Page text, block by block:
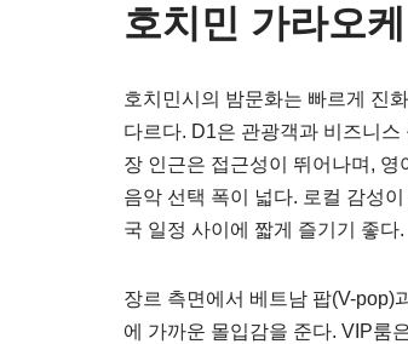
호치민 가라오
호치민시의 밤문화는 빠르게 진
다르다. D1은 관광객과 비즈니
장 인근은 접근성이 뛰어나며,
음악 선택 폭이 넓다. 로컬 감성
국 일정 사이에 짧게 즐기기 좋다.
장르 측면에서 베트남 팝(V-pop)
에 가까운 몰입감을 준다. VIP룸